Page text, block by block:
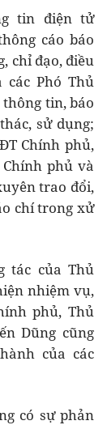
tin điện tử
cáo báo
chỉ đạo, điều
Phó Thủ
tin, báo
sử dụng;
Chính phủ,
phủ và
trao đổi,
chí trong xử
tác của Thủ
nhiệm vụ,
phủ, Thủ
Dũng cũng
của các
có sự phản